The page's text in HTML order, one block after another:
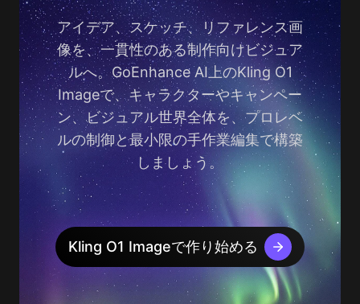
アイデア、スケッチ、リファレンス画
像を、一貫性のある制作向けビジュア
ルへ。GoEnhance AI上のKling O1
Imageで、キャラクターやキャンペー
ン、ビジュアル世界全体を、プロレベ
ルの制御と最小限の手作業編集で構築
しましょう。
Kling O1 Imageで作り始める